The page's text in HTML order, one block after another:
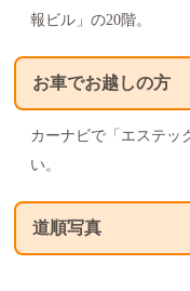
報ビル」の20階。
お車でお越しの方
カーナビで「エステッ
い。
道順写真